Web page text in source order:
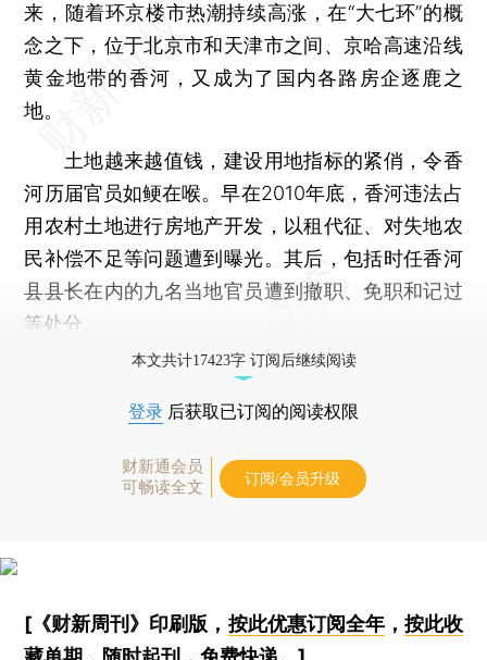
来，随着环京楼市热潮持续高涨，在“大七环”的概
念之下，位于北京市和天津市之间、京哈高速沿线
黄金地带的香河，又成为了国内各路房企逐鹿之
地。
土地越来越值钱，建设用地指标的紧俏，令香
河历届官员如鲠在喉。早在2010年底，香河违法占
用农村土地进行房地产开发，以租代征、对失地农
民补偿不足等问题遭到曝光。其后，包括时任香河
县县长在内的九名当地官员遭到撤职、免职和记过
等处分。
本文共计17423字 订阅后继续阅读
登录 后获取已订阅的阅读权限
财新通会员
可畅读全文
订阅/会员升级
[《财新周刊》印刷版， 按此优惠订阅全年， 按此收